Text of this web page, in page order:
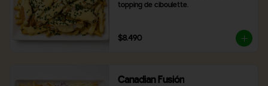
topping de ciboulette.
$8.490
Canadian Fusión